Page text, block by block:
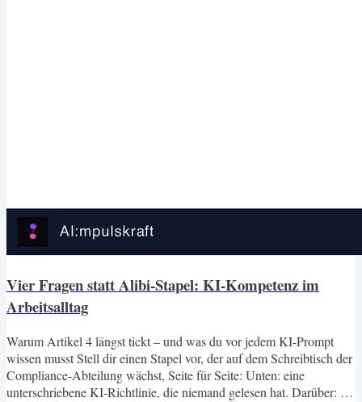
Vier Fragen statt Alibi-Stapel: KI-Kompetenz im
Arbeitsalltag
Warum Artikel 4 längst tickt – und was du vor jedem KI-Prompt
wissen musst Stell dir einen Stapel vor, der auf dem Schreibtisch der
Compliance-Abteilung wächst, Seite für Seite: Unten: eine
unterschriebene KI-Richtlinie, die niemand gelesen hat. Darüber: ein